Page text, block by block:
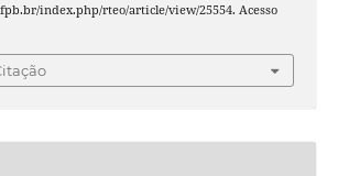
index.php/rteo/article/view/25554. Acesso